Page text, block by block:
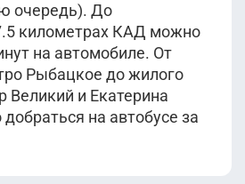
очередь). До
километрах КАД можно
на автомобиле. От
Рыбацкое до жилого
Великий и Екатерина
на автобусе за